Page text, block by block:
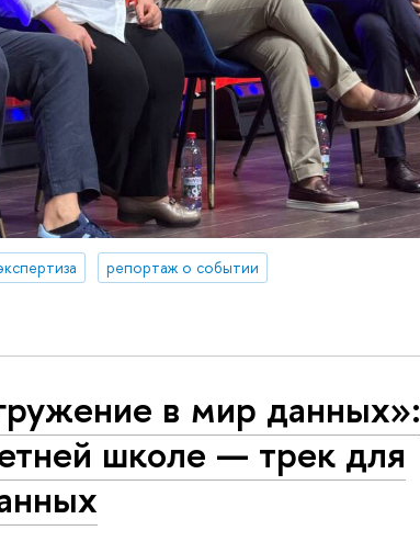
репортаж о событии
в мир данных»:
школе — трек для